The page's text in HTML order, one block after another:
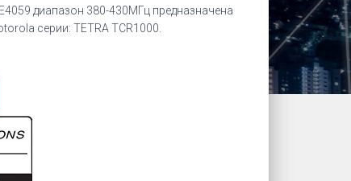
диапазон 380-430МГц предназначена
серии: TETRA TCR1000.